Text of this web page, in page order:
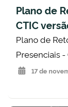
Plano de
CTIC
Plano de
Presenciais -
17 de